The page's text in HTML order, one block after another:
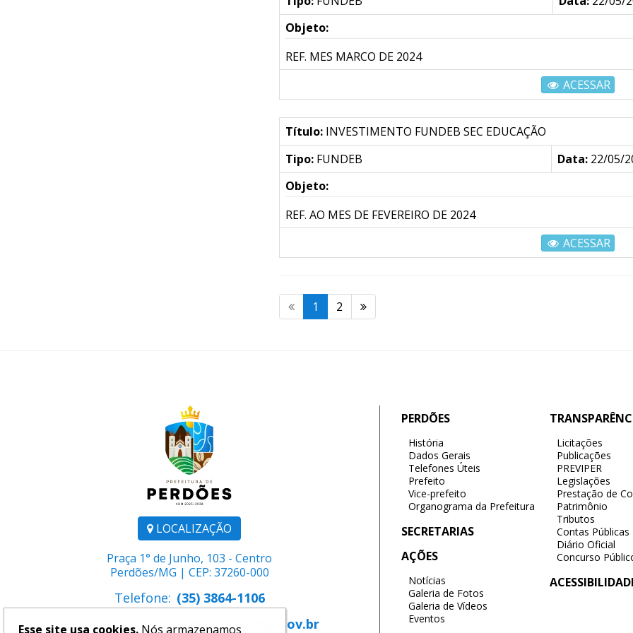
Objeto:
REF. MES MARCO DE 2024
ACESSAR
Título:INVESTIMENTO FUNDEB SEC EDUCAÇÃO
Tipo:FUNDEB Data:22/05/
Objeto:
REF. AO MES DE FEVEREIRO DE 2024
ACESSAR
1 2
LOCALIZAÇÃO
Praça 1° de Junho, 103 - Centro
Perdões/MG | CEP: 37260-000
Telefone: (35) 3864-1106
E-mail: comunicacao@perdoes.mg.gov.br
PERDÕES
História
Dados Gerais
Telefones Úteis
Prefeito
Vice-prefeito
Organograma da Prefeitura
SECRETARIAS
AÇÕES
Notícias
Galeria de Fotos
Galeria de Vídeos
Eventos
Licitações
Publicações
PREVIPER
Legislações
Prestação de
Patrimônio
Tributos
Contas Públicas
Diário Oficial
Concurso
Esse site usa cookies. Nós armazenamos